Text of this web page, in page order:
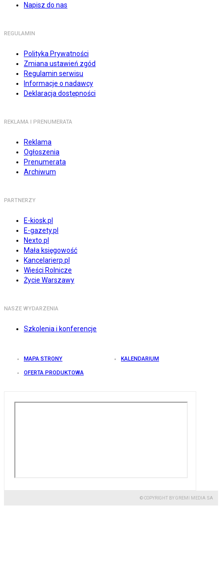
Napisz do nas
REGULAMIN
Polityka Prywatności
Zmiana ustawień zgód
Regulamin serwisu
Informacje o nadawcy
Deklaracja dostępności
REKLAMA I PRENUMERATA
Reklama
Ogłoszenia
Prenumerata
Archiwum
PARTNERZY
E-kiosk.pl
E-gazety.pl
Nexto.pl
Mała księgowość
Kancelarierp.pl
Wieści Rolnicze
Życie Warszawy
NASZE WYDARZENIA
Szkolenia i konferencje
MAPA STRONY KALENDARIUM
OFERTA PRODUKTOWA
© COPYRIGHT BY GREMI MEDIA SA